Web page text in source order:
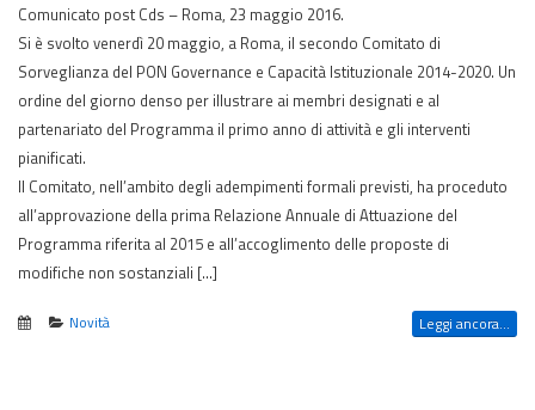
Comunicato post Cds – Roma, 23 maggio 2016.
Si è svolto venerdì 20 maggio, a Roma, il secondo Comitato di
Sorveglianza del PON Governance e Capacità Istituzionale 2014-2020. Un
ordine del giorno denso per illustrare ai membri designati e al
partenariato del Programma il primo anno di attività e gli interventi
pianificati.
Il Comitato, nell’ambito degli adempimenti formali previsti, ha proceduto
all’approvazione della prima Relazione Annuale di Attuazione del
Programma riferita al 2015 e all’accoglimento delle proposte di
modifiche non sostanziali […]
Novità Leggi ancora...